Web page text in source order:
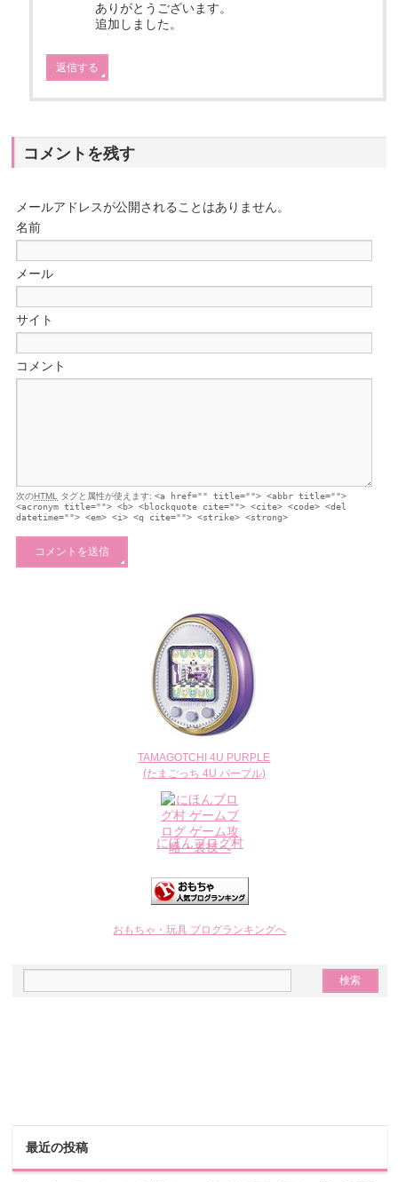
ありがとうございます。
追加しました。
返信する
コメントを残す
メールアドレスが公開されることはありません。
名前
メール
サイト
コメント
次のHTML タグと属性が使えます:<a href="" title=""> <abbr title="">
<acronym title=""> <b> <blockquote cite=""> <cite> <code> <del
datetime=""> <em> <i> <q cite=""> <strike> <strong>
TAMAGOTCHI 4U PURPLE
(たまごっち 4U パープル)
にほんブログ村
おもちゃ・玩具 ブログランキングへ
最近の投稿